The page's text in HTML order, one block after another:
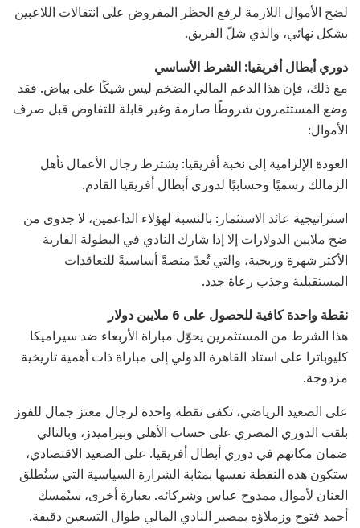
لضخ الأموال اللازمة لرفع الحظر المفروض على انتقالات اللاعبين
بشكل نهائي، والذي شلّ الفريق.
دوري أبطال أفريقيا: الشرط الأساسي
مع ذلك، فإن هذا الدعم المالي الضخم ليس شيكًا على بياض. فقد
وضع المستثمرون شروطًا صارمة وغير قابلة للتفاوض قبل صرف
الأموال:
العودة الإلزامية إلى نخبة أفريقيا: يشترط رجال الأعمال تأهل
الزمالك رسميًا وحسابيًا لدوري أبطال أفريقيا القادم.
استراتيجية عائد الاستثمار: بالنسبة لهؤلاء الداعمين، لا جدوى من
ضخ ملايين الدولارات إلا إذا شارك النادي في البطولة القارية
الأكثر شهرة وربحية، والتي تُعدّ منصةً أساسيةً للتعاقدات
المستقبلية وجذب رعاة جدد.
نقطة واحدة كافية للحصول على 6 ملايين دولار
هذا الشرط من المستثمرين يحوّل مباراة الأربعاء ضد سيراميكا
كليوباترا على استاد القاهرة الدولي إلى مباراة ذات أهمية تاريخية
مزدوجة.
على الصعيد الرياضي، تكفي نقطة واحدة لرجال معتز جمال للفوز
بلقب الدوري المصري على حساب الأهلي وبيراميدز، وبالتالي
ضمان مكانهم في دوري أبطال أفريقيا. على الصعيد الاقتصادي،
ستكون هذه النقطة نفسها بمثابة الشرارة السياسية التي ستُطلق
العنان لأموال ممدوح عباس وشركائه. بعبارة أخرى، سيُمسك
أحمد فتوح وزملاؤه بمصير النادي المالي طوال التسعين دقيقة.